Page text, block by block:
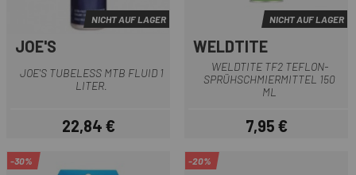
NICHT AUF LAGER
JOE'S
JOE'S TUBELESS MTB FLUID 1
LITER.
Preis
22,84 €
NICHT AUF LAGER
WELDTITE
WELDTITE TF2 TEFLON-
SPRÜHSCHMIERMITTEL 150
ML
Preis
7,95 €
-30% -20%